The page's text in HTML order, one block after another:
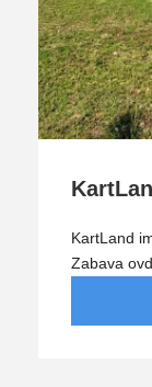
KartLand
Zabava